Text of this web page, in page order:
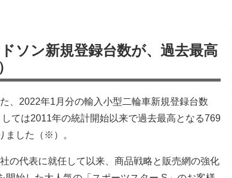
ソン新規登録台数が、過去最高
、2022年1月分の輸入小型二輪車新規登録台数
ては2011年の統計開始以来で過去最高となる769
ました（※）。
の代表に就任して以来、商品戦略と販売網の強化